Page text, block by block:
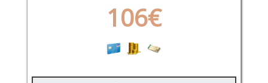
106€